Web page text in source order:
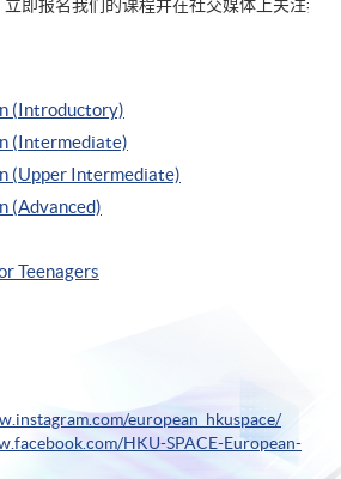
即报名我们的课程并在社交媒体上关注我
(Introductory)
(Intermediate)
(Upper Intermediate)
(Advanced)
Teenagers
european_hkuspace/
HKU-SPACE-European-